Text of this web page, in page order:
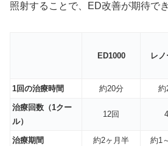
照射することで、ED改善が期待でき
ED1000 レ
1回の治療時間 約20分 約
治療回数（1クー
ル）
12回
治療期間 約2ヶ月半 約1